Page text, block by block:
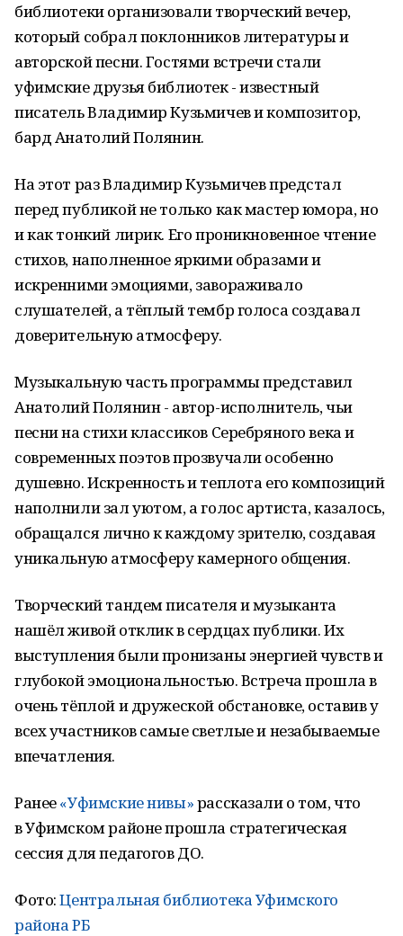
библиотеки организовали творческий вечер,
который собрал поклонников литературы и
авторской песни. Гостями встречи стали
уфимские друзья библиотек - известный
писательВладимир Кузьмичеви композитор,
бардАнатолий Полянин.
На этот разВладимир Кузьмичевпредстал
перед публикой не только как мастер юмора, но
и как тонкий лирик. Его проникновенное чтение
стихов, наполненное яркими образами и
искренними эмоциями, завораживало
слушателей, а тёплый тембр голоса создавал
доверительную атмосферу.
Музыкальную часть программы представил
Анатолий Полянин- автор-исполнитель, чьи
песни на стихи классиков Серебряного века и
современных поэтов прозвучали особенно
душевно. Искренность и теплота его композиций
наполнили зал уютом, а голос артиста, казалось,
обращался лично к каждому зрителю, создавая
уникальную атмосферу камерного общения.
Творческий тандем писателя и музыканта
нашёл живой отклик в сердцах публики. Их
выступления были пронизаны энергией чувств и
глубокой эмоциональностью. Встреча прошла в
очень тёплой и дружеской обстановке, оставив у
всех участников самые светлые и незабываемые
впечатления.
Ранее«Уфимские нивы»рассказали о том, что
вУфимском районе прошла стратегическая
сессия для педагогов ДО.
Фото:Центральная библиотека Уфимского
района РБ